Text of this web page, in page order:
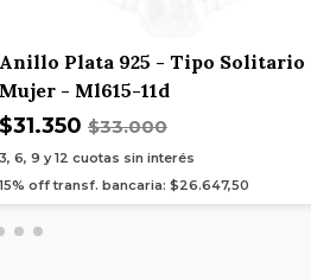
Anillo Plata 925 - Tipo Solitario
Mujer - Ml615-11d
$31.350 $33.000
3, 6, 9 y 12 cuotas sin interés
15% off transf. bancaria: $26.647,50